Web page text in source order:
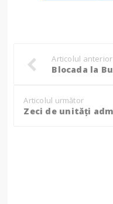
Articolul anterior
Articolul următor